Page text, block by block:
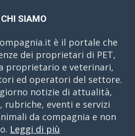
CHI SIAMO
è il portale che
dei proprietari di PET,
proprietario e veterinari,
ed operatori del settore.
notizie di attualità,
rubriche, eventi e servizi
da compagnia e non
Leggi di più